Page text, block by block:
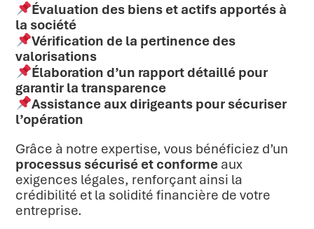
Évaluation des biens et actifs apportés à
la société
Vérification de la pertinence des
valorisations
Élaboration d’un rapport détaillé pour
garantir la transparence
Assistance aux dirigeants pour sécuriser
l’opération
Grâce à notre expertise, vous bénéficiez d’un
processus sécurisé et conforme aux
exigences légales, renforçant ainsi la
crédibilité et la solidité financière de votre
entreprise.